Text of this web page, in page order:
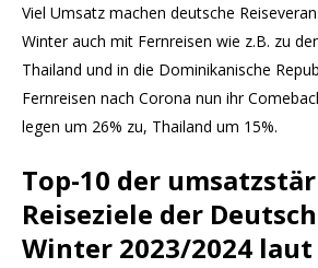
Viel Umsatz machen deutsche
Winter auch mit Fernreisen wie z.B. zu
Thailand und in die Dominikanische
Fernreisen nach Corona nun ihr
legen um 26% zu, Thailand um 15%.
Top-10 der
Reiseziele der
Winter 2023/2024 laut